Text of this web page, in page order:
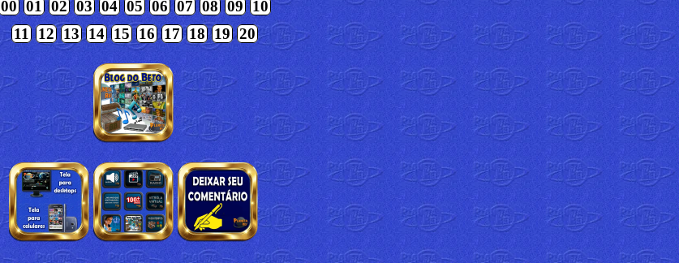
00 01 02 03 04 05 06 07 08 09
10
11
12 13 14 15 16 17 18 19 20